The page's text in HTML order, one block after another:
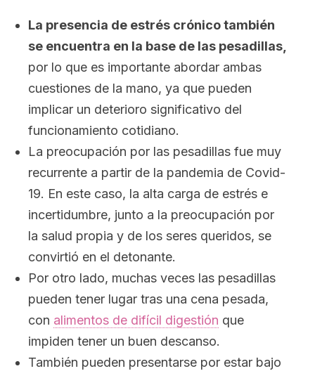
La presencia de estrés crónico también
se encuentra en la base de las pesadillas,
por lo que es importante abordar ambas
cuestiones de la mano, ya que pueden
implicar un deterioro significativo del
funcionamiento cotidiano.
La preocupación por las pesadillas fue muy
recurrente a partir de la pandemia de Covid-
19. En este caso, la alta carga de estrés e
incertidumbre, junto a la preocupación por
la salud propia y de los seres queridos, se
convirtió en el detonante.
Por otro lado, muchas veces las pesadillas
pueden tener lugar tras una cena pesada,
con alimentos de difícil digestión que
impiden tener un buen descanso.
También pueden presentarse por estar bajo